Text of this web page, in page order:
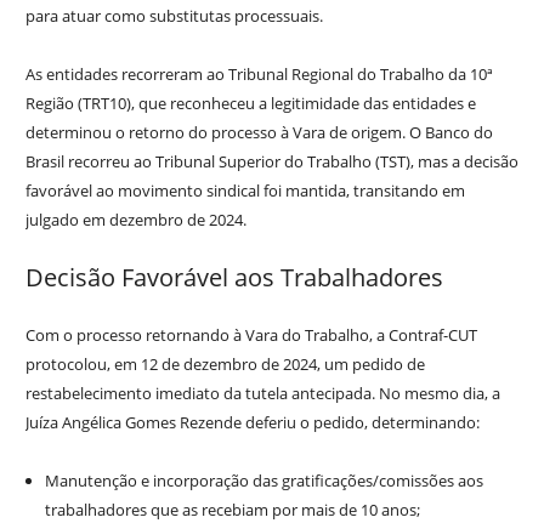
para atuar como substitutas processuais.
As entidades recorreram ao Tribunal Regional do Trabalho da 10ª
Região (TRT10), que reconheceu a legitimidade das entidades e
determinou o retorno do processo à Vara de origem. O Banco do
Brasil recorreu ao Tribunal Superior do Trabalho (TST), mas a decisão
favorável ao movimento sindical foi mantida, transitando em
julgado em dezembro de 2024.
Decisão Favorável aos Trabalhadores
Com o processo retornando à Vara do Trabalho, a Contraf-CUT
protocolou, em 12 de dezembro de 2024, um pedido de
restabelecimento imediato da tutela antecipada. No mesmo dia, a
Juíza Angélica Gomes Rezende deferiu o pedido, determinando:
Manutenção e incorporação das gratificações/comissões aos
trabalhadores que as recebiam por mais de 10 anos;